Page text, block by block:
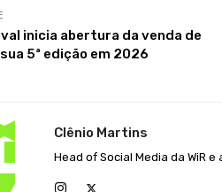
inicia abertura da venda de
5ª edição em 2026
Clênio Martins
Head of Social Media da WiR